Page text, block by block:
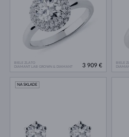
BIELE ZLATO
DIAMANT LAB GROWN & DIAMANT
3 909 €
BIELE
NA SKLADE